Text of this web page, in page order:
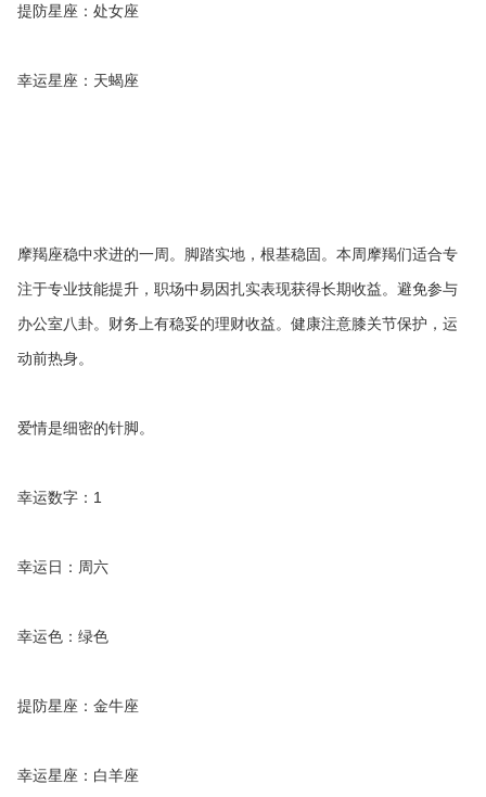
提防星座：处女座
幸运星座：天蝎座
摩羯座稳中求进的一周。脚踏实地，根基稳固。本周摩羯们适合专
注于专业技能提升，职场中易因扎实表现获得长期收益。避免参与
办公室八卦。财务上有稳妥的理财收益。健康注意膝关节保护，运
动前热身。
爱情是细密的针脚。
幸运数字：1
幸运日：周六
幸运色：绿色
提防星座：金牛座
幸运星座：白羊座